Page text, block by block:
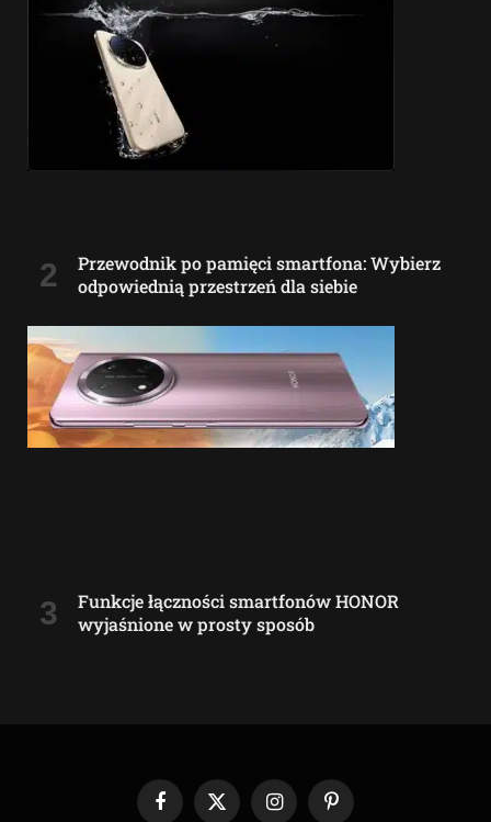
Przewodnik po pamięci smartfona: Wybierz
odpowiednią przestrzeń dla siebie
Funkcje łączności smartfonów HONOR
wyjaśnione w prosty sposób
Facebook
X
InstagramPinterest